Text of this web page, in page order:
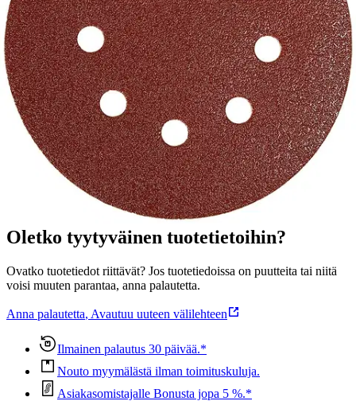
Tämä korkealaatuinen hiomapyörö tarjoaa monipuolisen ratkaisun
erilaisille pinnoille. Saat täydellisen lopputuloksen kovalle puulle,
metallille, muoville, lakoille ja maaleille. Helppo tarrakiinnitys tekee
käytöstä vaivatonta.
Ominaisuudet
Oletko tyytyväinen tuotetietoihin?
Ovatko tuotetiedot riittävät? Jos tuotetiedoissa on puutteita tai niitä
voisi muuten parantaa, anna palautetta.
Anna palautetta, Avautuu uuteen välilehteen
Ilmainen palautus 30 päivää.*
Nouto myymälästä ilman toimituskuluja.
Asiakasomistajalle Bonusta jopa 5 %.*